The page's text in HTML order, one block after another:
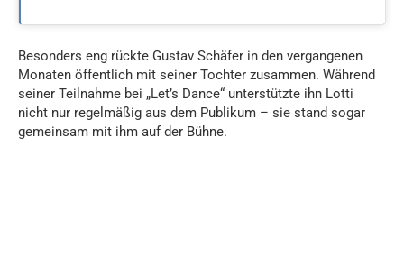
Besonders eng rückte Gustav Schäfer in den vergangenen
Monaten öffentlich mit seiner Tochter zusammen. Während
seiner Teilnahme bei „Let’s Dance“ unterstützte ihn Lotti
nicht nur regelmäßig aus dem Publikum – sie stand sogar
gemeinsam mit ihm auf der Bühne.